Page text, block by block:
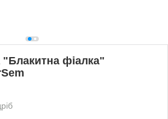
фіалка"